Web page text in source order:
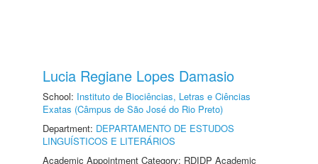
Lucia Regiane Lopes Damasio
School: Instituto de Biociências, Letras e Ciências
Exatas (Câmpus de São José do Rio Preto)
Department: DEPARTAMENTO DE ESTUDOS
LINGUÍSTICOS E LITERÁRIOS
Academic Appointment Category: RDIDP Academic